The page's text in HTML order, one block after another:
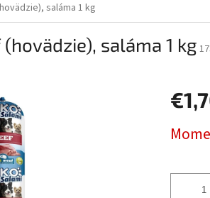
saláma 1 kg
(hovädzie), saláma 1 kg
cena: